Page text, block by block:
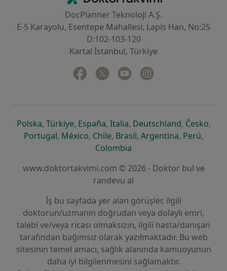
DocPlanner Teknoloji A.Ş.
E-5 Karayolu, Esentepe Mahallesi, Lapis Han, No:25
D:102-103-120
Kartal İstanbul, Türkiye
Facebook
yeni bir sekmede açılır
Twitter
yeni bir sekmede açılır
Youtube
yeni bir sekmede açılır
Polskayeni bir sekmede açılır
, Türkiyeyeni bir sekmede açılır
, Españayeni bir sekmede açılır
, Italiayeni bir sekmede açılır
, Deutschlandyeni bir
, Českoyeni
,
Portugalyeni bir sekmede açılır
, Méxicoyeni bir sekmede açılır
, Chileyeni bir sekmede açılır
, Brasilyeni bir sekmede açılır
, Argentinayeni bir
, Perúyeni
,
Colombia
www.doktortakvimi.com © 2026 - Doktor bul ve
randevu al
İş bu sayfada yer alan görüşler, ilgili
doktorun/uzmanın doğrudan veya dolaylı emri,
talebi ve/veya ricası olmaksızın, ilgili hasta/danışan
tarafından bağımsız olarak yazılmaktadır. Bu web
sitesinin temel amacı, sağlık alanında kamuoyunun
daha iyi bilgilenmesini sağlamaktır.